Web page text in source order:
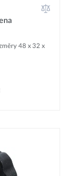
48 x 32 x